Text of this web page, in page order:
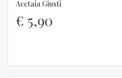
Acetaia Giusti
€ 5,90